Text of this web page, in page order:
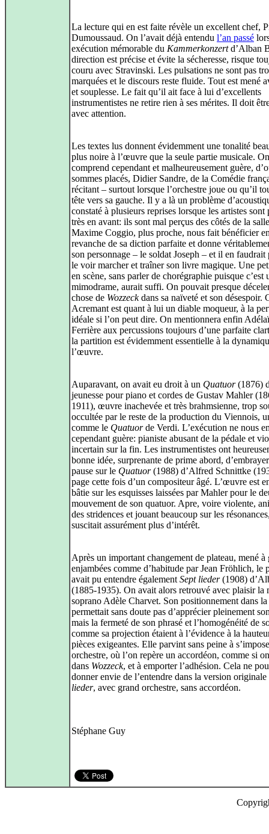
La lecture qui en est faite révèle un excellent chef,
Dumoussaud. On l’avait déjà entendu l’an passé
exécution mémorable du Kammerkonzertd’Alban
direction est précise et évite la sécheresse, risque
couru avec Stravinski. Les pulsations ne sont pas
marquées et le discours reste fluide. Tout est mené
et souplesse. Le fait qu’il ait face à lui d’excellents
instrumentistes ne retire rien à ses mérites. Il doit
avec attention.
Les textes lus donnent évidemment une tonalité
plus noire à l’œuvre que la seule partie musicale.
comprend cependant et malheureusement guère,
sommes placés, Didier Sandre, de la Comédie
récitant – surtout lorsque l’orchestre joue ou qu’il
tête vers sa gauche. Il y a là un problème
constaté à plusieurs reprises lorsque les artistes sont
très en avant: ils sont mal perçus des côtés de la
Maxime Coggio, plus proche, nous fait bénéficier
revanche de sa diction parfaite et donne
son personnage – le soldat Joseph – et il en faudrait
le voir marcher et traîner son livre magique. Une
en scène, sans parler de chorégraphie puisque c’est
mimodrame, aurait suffi. On pouvait presque
chose de Wozzeckdans sa naïveté et son désespoir.
Acremant est quant à lui un diable moqueur, à la
idéale si l’on peut dire. On mentionnera enfin
Ferrière aux percussions toujours d’une parfaite
la partition est évidemment essentielle à la
l’œuvre.
Auparavant, on avait eu droit à un Quatuor(1876)
jeunesse pour piano et cordes de Gustav Mahler
1911), œuvre inachevée et très brahmsienne, trop
occultée par le reste de la production du Viennois,
comme le Quatuorde Verdi. L’exécution ne nous
cependant guère: pianiste abusant de la pédale et
incertain sur la fin. Les instrumentistes ont
bonne idée, surprenante de prime abord,
pause sur le Quatuor(1988) d’Alfred Schnittke
page cette fois d’un compositeur âgé. L’œuvre est
bâtie sur les esquisses laissées par Mahler pour le
mouvement de son quatuor. Apre, voire violente,
des stridences et jouant beaucoup sur les
suscitait assurément plus d’intérêt.
Après un important changement de plateau, mené à
enjambées comme d’habitude par Jean Fröhlich, le
avait pu entendre également Sept lieder(1908)
(1885-1935). On avait alors retrouvé avec plaisir la
soprano Adèle Charvet. Son positionnement dans la
permettait sans doute pas d’apprécier pleinement
mais la fermeté de son phrasé et l’homogénéité de
comme sa projection étaient à l’évidence à la
pièces exigeantes. Elle parvint sans peine à
orchestre, où l’on repère un accordéon, comme si
dans Wozzeck, et à emporter l’adhésion. Cela ne
donner envie de l’entendre dans la version
lieder, avec grand orchestre, sans accordéon.
Stéphane Guy